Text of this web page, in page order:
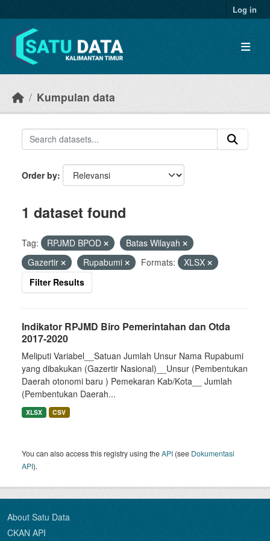
Log in
Kumpulan data
Order by
1 dataset found
Tag: RPJMD BPOD
Batas Wilayah
Gazertir
Rupabumi Formats:
XLSX
Filter Results
Indikator RPJMD Biro Pemerintahan dan Otda
2017-2020
Meliputi Variabel__Satuan Jumlah Unsur Nama Rupabumi
yang dibakukan (Gazertir Nasional)__Unsur (Pembentukan
Daerah otonomi baru ) Pemekaran Kab/Kota__ Jumlah
(Pembentukan Daerah...
XLSX CSV
You can also access this registry using theAPI (see Dokumentasi
API).
About Satu Data
CKAN API